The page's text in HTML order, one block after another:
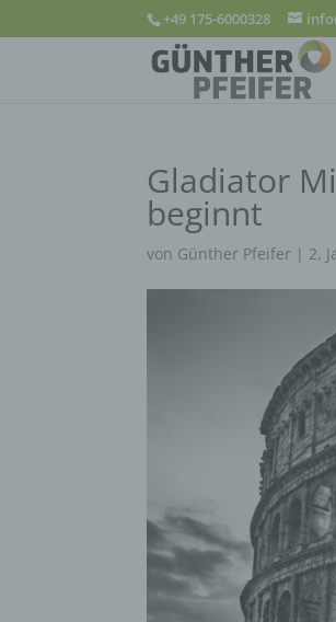
+49 175-6000328
Gladiator
beginnt
von Günther Pfeifer | 2,